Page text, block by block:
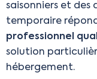
saisonniers et
temporaire
professionnel
solution
hébergement.